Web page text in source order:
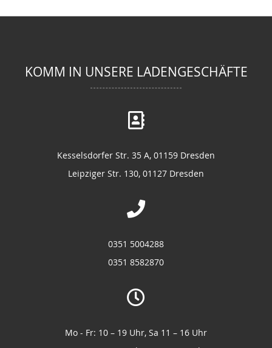
KOMM IN UNSERE LADENGESCHÄFTE
Kesselsdorfer Str. 35 A, 01159 Dresden
Leipziger Str. 130, 01127 Dresden
0351 5004288
0351 8582870
Mo - Fr: 10 – 19 Uhr, Sa 11 – 16 Uhr